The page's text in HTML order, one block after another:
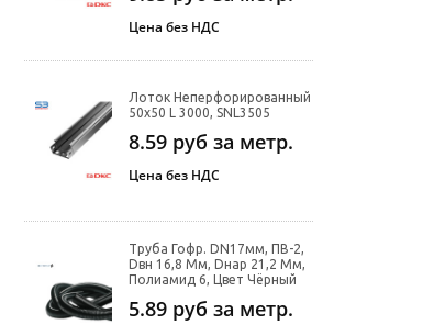
Цена без НДС
Лоток Неперфорированный
50х50 L 3000, SNL3505
8.59 руб за метр.
Цена без НДС
Труба Гофр. DN17мм, ПВ-2,
Dвн 16,8 Мм, Dнар 21,2 Мм,
Полиамид 6, Цвет Чёрный
5.89 руб за метр.